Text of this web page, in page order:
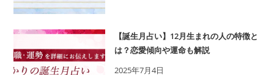
【誕生月占い】12月生まれの人の特徴と
は？恋愛傾向や運命も解説
2025年7月4日